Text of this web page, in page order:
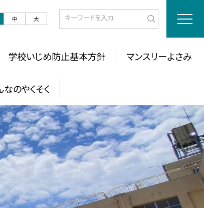
中 大
学校いじめ防止基本方針 マンスリーよさみ
のやくそく